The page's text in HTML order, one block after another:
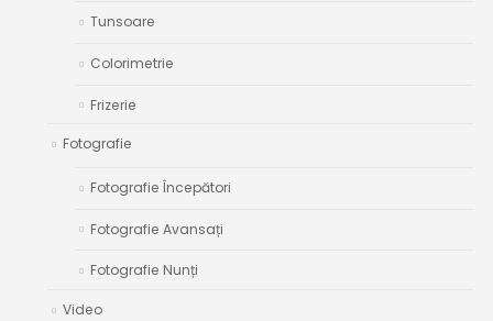
Tunsoare
Colorimetrie
Frizerie
Fotografie
Fotografie Începători
Fotografie Avansați
Fotografie Nunți
Video